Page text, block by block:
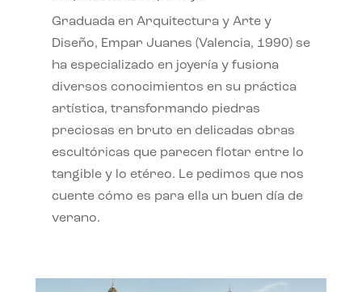
Graduada en Arquitectura y Arte y
Diseño, Empar Juanes (Valencia, 1990) se
ha especializado en joyería y fusiona
diversos conocimientos en su práctica
artística, transformando piedras
preciosas en bruto en delicadas obras
escultóricas que parecen flotar entre lo
tangible y lo etéreo. Le pedimos que nos
cuente cómo es para ella un buen día de
verano.